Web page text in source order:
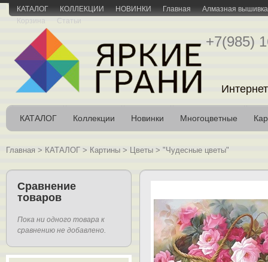
КАТАЛОГ КОЛЛЕКЦИИ НОВИНКИ Главная
Алмазная вышивка
Корзина
Статьи
+7(985)
КАТАЛОГ Коллекции Новинки Многоцветные
Главная > КАТАЛОГ > Картины > Цветы > "Чудесные цветы"
Сравнение
товаров
Пока ни одного товара к
сравнению не добавлено.